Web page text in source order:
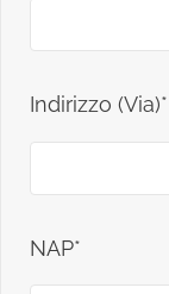
Indirizzo (Via)*
NAP*